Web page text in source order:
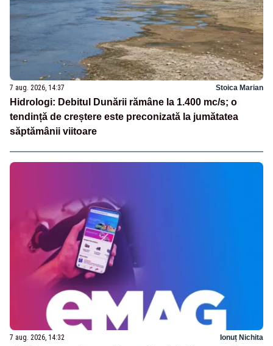
7 aug. 2026, 14:37 Stoica Marian
Hidrologi: Debitul Dunării rămâne la 1.400 mc/s; o
tendință de creștere este preconizată la jumătatea
săptămânii viitoare
7 aug. 2026, 14:32 Ionuț Nichita